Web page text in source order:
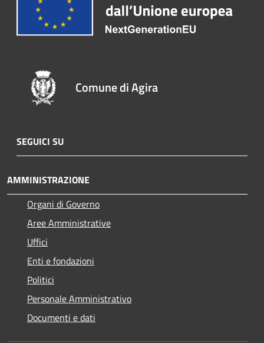
Comune di Agira
SEGUICI SU
AMMINISTRAZIONE
Organi di Governo
Aree Amministrative
Uffici
Enti e fondazioni
Politici
Personale Amministrativo
Documenti e dati